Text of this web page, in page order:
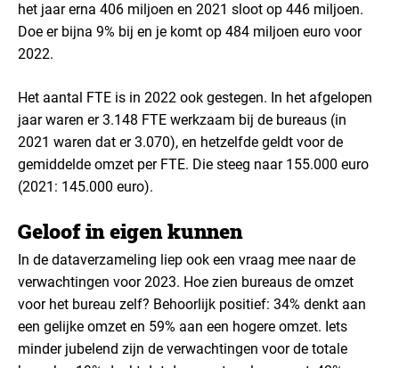
het jaar erna 406 miljoen en 2021 sloot op 446 miljoen.
Doe er bijna 9% bij en je komt op 484 miljoen euro voor
2022.
Het aantal FTE is in 2022 ook gestegen. In het afgelopen
jaar waren er 3.148 FTE werkzaam bij de bureaus (in
2021 waren dat er 3.070), en hetzelfde geldt voor de
gemiddelde omzet per FTE. Die steeg naar 155.000 euro
(2021: 145.000 euro).
Geloof in eigen kunnen
In de dataverzameling liep ook een vraag mee naar de
verwachtingen voor 2023. Hoe zien bureaus de omzet
voor het bureau zelf? Behoorlijk positief: 34% denkt aan
een gelijke omzet en 59% aan een hogere omzet. Iets
minder jubelend zijn de verwachtingen voor de totale